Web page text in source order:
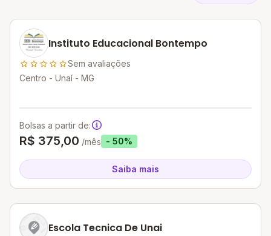
Instituto Educacional Bontempo
Sem avaliações
Centro - Unaí - MG
Bolsas a partir de:
R$ 375,00 /mês - 50%
Saiba mais
Escola Tecnica De Unai